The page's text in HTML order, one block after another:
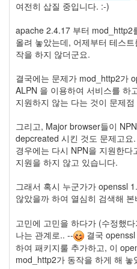
여전히 삽질 중입니다. :-)
apache 2.4.17 부터 mod_http2
올려 놓았는데, 어제부터 테스
작을 하지 않더군요.
결국에는 문제가 mod_http2가
ALPN 을 이용하여 서비스를 하
지원하지 않는 다는 것이 문제점
그리고, Major browser들이
depcreated 시킨 것도 문제고
경우에는 다시 NPN을 지원한
지원을 하지 않고 있습니다.
그래서 혹시 누군가가 openssl
않았을까 하여 열심히 검색해
고민에 고민을 하다가 (수정했
나는 관계로.. --
결국
하여 패키지룰 추가하고, 이
mod_http2가 동작을 하게 해 놓
스
프
로
그
밍
57
Mozilla
Tip
&
Trick
18
3
Scuba
0
제
품
리